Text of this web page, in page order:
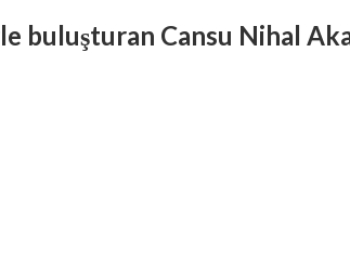
buluşturan Cansu Nihal